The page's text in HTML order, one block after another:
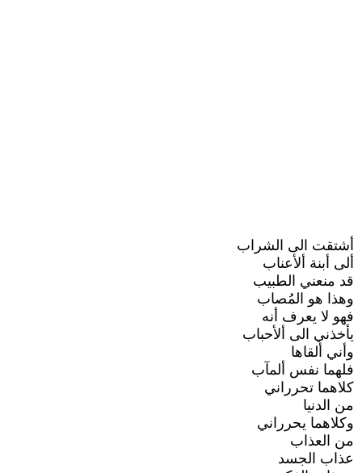
أشتقت الى الشراب
ألى أبنة ألأعناب
قد منعني الطبيب
وهذا هو المُصاب
فهو لا يعرف أنه
يأخذني الى ألأحباب
وأني ألقاها
فلهما نفس ألمآب
كلاهما تحرراني
من الدنيا
وكلاهما يحرراني
من العذاب
عذاب الجسد